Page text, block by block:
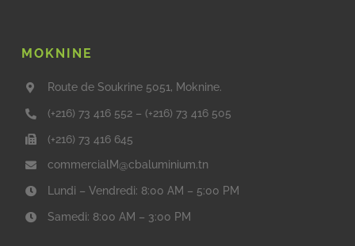
MOKNINE
Route de Soukrine 5051, Moknine.
(+216) 73 416 552 – (+216) 73 416 505
(+216) 73 416 645
commercialM@cbaluminium.tn
Lundi – Vendredi: 8:00 AM – 5:00 PM
Samedi: 8:00 AM – 3:00 PM